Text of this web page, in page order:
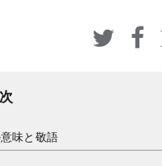
意味と敬語